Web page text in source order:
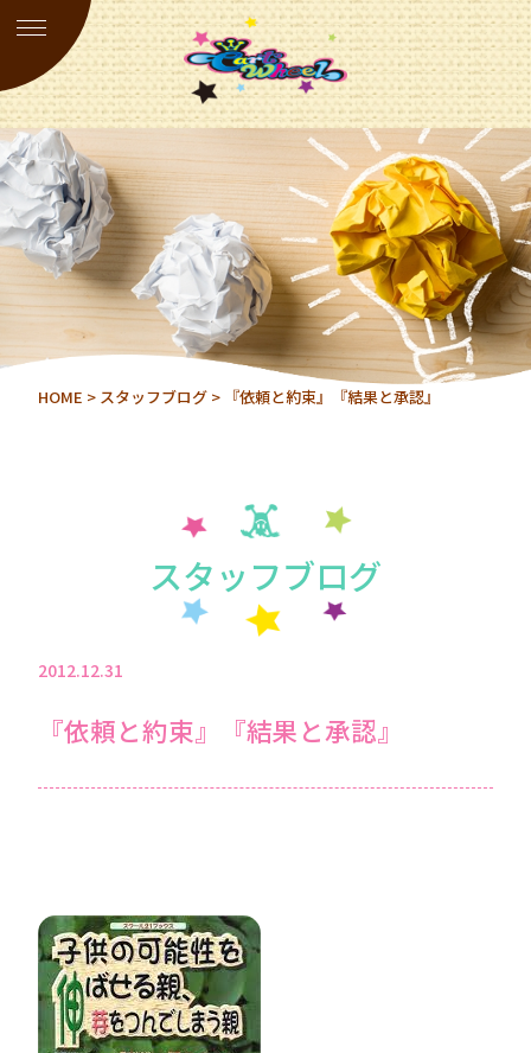
HOME > スタッフブログ > 『依頼と約束』『結果と承認』
スタッフブログ
2012.12.31
『依頼と約束』『結果と承認』